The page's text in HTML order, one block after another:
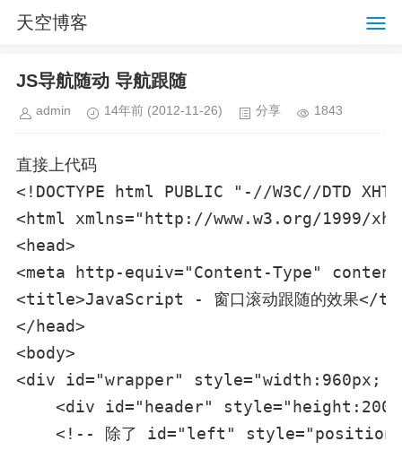
天空博客
JS导航随动 导航跟随
admin 14年前 (2012-11-26) 分享 1843
直接上代码
<!DOCTYPE html PUBLIC "-//W3C//DTD
<html xmlns="http://www.w3.org/1999/
<head>
<meta http-equiv="Content-Type"
<title>JavaScript - 窗口滚动跟随的效果</
</head>
<body>
<div id="wrapper" style="width:960px;
<div id="header"
<!-- 除了 id="left"